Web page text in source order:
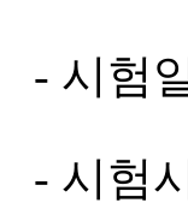
- 시험
- 시험